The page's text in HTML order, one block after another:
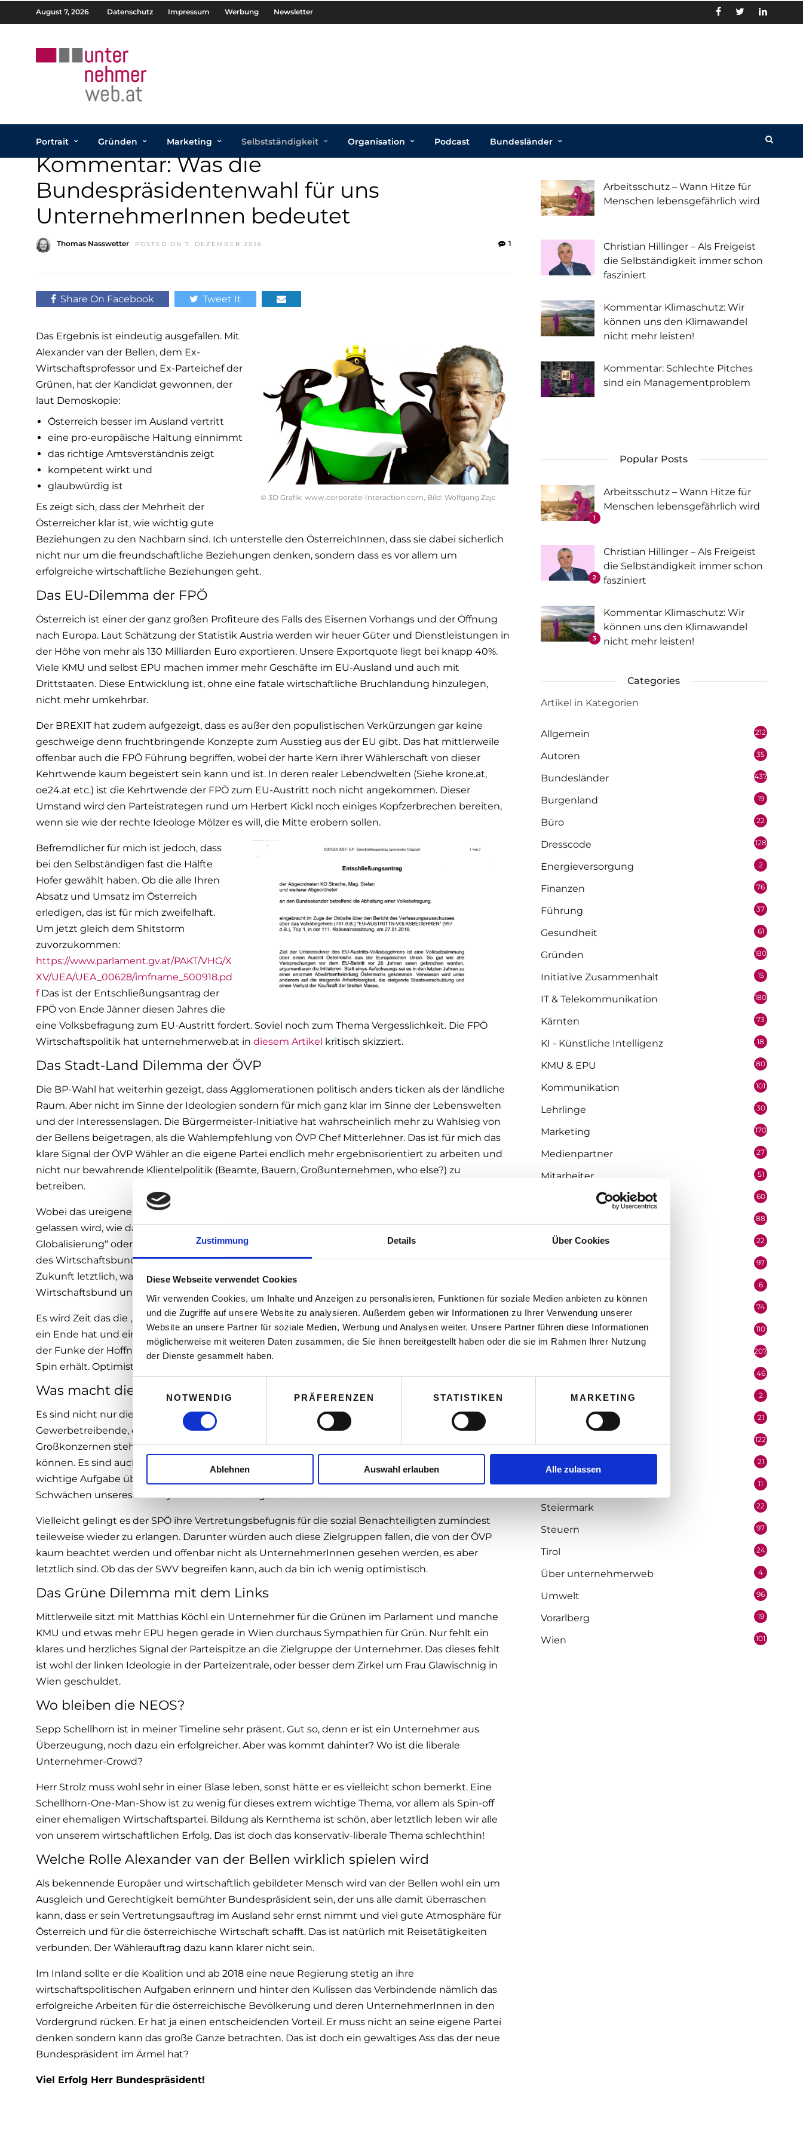
Zustimmung Details Über Cookies
Diese Webseite verwendet Cookies
Wir verwenden Cookies, um Inhalte und Anzeigen zu personalisieren, Funktionen für soziale Medien anbieten zu können
und die Zugriffe auf unsere Website zu analysieren. Außerdem geben wir Informationen zu Ihrer Verwendung unserer
Website an unsere Partner für soziale Medien, Werbung und Analysen weiter. Unsere Partner führen diese Informationen
möglicherweise mit weiteren Daten zusammen, die Sie ihnen bereitgestellt haben oder die sie im Rahmen Ihrer Nutzung
der Dienste gesammelt haben.
i
n
l
i
g
n
g
s
a
s
w
a
l
NOTWENDIG PRÄFERENZEN STATISTIKEN MARKETING
Ablehnen Auswahl erlauben Alle zulassen
August 7, 2026 Datenschutz Impressum Werbung Newsletter
Portrait Gründen Marketing Selbstständigkeit Organisation Podcast Bundesländer
Kommentar: Was die
Bundespräsidentenwahl für uns
UnternehmerInnen bedeutet
Thomas Nasswetter POSTED ON 7. DEZEMBER 2016 1
Share On Facebook Tweet It
© 3D Grafik: www.corporate-Interaction.com, Bild: Wolfgang Zajc
Das Ergebnis ist eindeutig ausgefallen. Mit
Alexander van der Bellen, dem Ex-
Wirtschaftsprofessor und Ex-Parteichef der
Grünen, hat der Kandidat gewonnen, der
laut Demoskopie:
Österreich besser im Ausland vertritt
eine pro-europäische Haltung einnimmt
das richtige Amtsverständnis zeigt
kompetent wirkt und
glaubwürdig ist
Es zeigt sich, dass der Mehrheit der
Österreicher klar ist, wie wichtig gute
Beziehungen zu den Nachbarn sind. Ich unterstelle den ÖsterreichInnen, dass sie dabei sicherlich
nicht nur um die freundschaftliche Beziehungen denken, sondern dass es vor allem um
erfolgreiche wirtschaftliche Beziehungen geht.
Das EU-Dilemma der FPÖ
Österreich ist einer der ganz großen Profiteure des Falls des Eisernen Vorhangs und der Öffnung
nach Europa. Laut Schätzung der Statistik Austria werden wir heuer Güter und Dienstleistungen in
der Höhe von mehr als 130 Milliarden Euro exportieren. Unsere Exportquote liegt bei knapp 40%.
Viele KMU und selbst EPU machen immer mehr Geschäfte im EU-Ausland und auch mit
Drittstaaten. Diese Entwicklung ist, ohne eine fatale wirtschaftliche Bruchlandung hinzulegen,
nicht mehr umkehrbar.
Der BREXIT hat zudem aufgezeigt, dass es außer den populistischen Verkürzungen gar keine
geschweige denn fruchtbringende Konzepte zum Ausstieg aus der EU gibt. Das hat mittlerweile
offenbar auch die FPÖ Führung begriffen, wobei der harte Kern ihrer Wählerschaft von dieser
Kehrtwende kaum begeistert sein kann und ist. In deren realer Lebendwelten (Siehe krone.at,
oe24.at etc.) ist die Kehrtwende der FPÖ zum EU-Austritt noch nicht angekommen. Dieser
Umstand wird den Parteistrategen rund um Herbert Kickl noch einiges Kopfzerbrechen bereiten,
wenn sie wie der rechte Ideologe Mölzer es will, die Mitte erobern sollen.
Befremdlicher für mich ist jedoch, dass
bei den Selbständigen fast die Hälfte
Hofer gewählt haben. Ob die alle Ihren
Absatz und Umsatz im Österreich
erledigen, das ist für mich zweifelhaft.
Um jetzt gleich dem Shitstorm
zuvorzukommen:
https://www.parlament.gv.at/PAKT/VHG/X
XV/UEA/UEA_00628/imfname_500918.pd
f Das ist der Entschließungsantrag der
FPÖ von Ende Jänner diesen Jahres die
eine Volksbefragung zum EU-Austritt fordert. Soviel noch zum Thema Vergesslichkeit. Die FPÖ
Wirtschaftspolitik hat unternehmerweb.at in diesem Artikel kritisch skizziert.
Das Stadt-Land Dilemma der ÖVP
Die BP-Wahl hat weiterhin gezeigt, dass Agglomerationen politisch anders ticken als der ländliche
Raum. Aber nicht im Sinne der Ideologien sondern für mich ganz klar im Sinne der Lebenswelten
und der Interessenslagen. Die Bürgermeister-Initiative hat wahrscheinlich mehr zu Wahlsieg von
der Bellens beigetragen, als die Wahlempfehlung von ÖVP Chef Mitterlehner. Das ist für mich das
klare Signal der ÖVP Wähler an die eigene Partei endlich mehr ergebnisorientiert zu arbeiten und
nicht nur bewahrende Klientelpolitik (Beamte, Bauern, Großunternehmen, who else?) zu
betreiben.
Wobei das ureigene Klientel der (kleinen) UnternehmerInnen wohl immer mehr im Regen stehen
gelassen wird, wie das jüngste Kapitel der Reform der Gewerbeordnung gezeigt hat. „Wider der
Globalisierung“ oder viel mehr an Festhalten an überkommenen Strukturen zur Machterhaltung
des Wirtschaftsbundes und überholter Kammerpolitik geht wohl nicht. Das wird sich in der
Zukunft letztlich, wahrscheinlich sogar schneller als gedacht, spätestens 2018, bitter rächen für den
Wirtschaftsbund und damit letztlich für die gesamte ÖVP.
Es wird Zeit das die „gute“ Diktatur (© Zitat: Valdimir Putin) von Christoph Leitl in der WKO endlich
ein Ende hat und eine Politik für die UnternehmerInnen in diesem Land folgt. Nur so besteht noch
der Funke der Hoffnung, dass der New-Deal von Mitterlehner und Kern doch noch einen besseren
Spin erhält. Optimistisch bin ich dabei aber nicht.
Was macht die SPÖ mit dem „Billiglohnsektor“ bei den EPU?
Es sind nicht nur die österreichischen Dienstleister, vornehmlich EPU und kleine
Gewerbetreibende, die unter einem teilweise ruinösen Steuerwettbewerb mit den
Großkonzernen stehen, sich durch den Bürokartiewettbewerb kämpfen und kaum überleben
können. Es sind auch viele 10.000 Pflegekräfte aus Osteuropa (alles EPU), die eine immens
wichtige Aufgabe übernehmen und die in der Diskussion kaum vorkommen, letztlich aber die
Schwächen unseres Sozialsystems bei der Pflege kaschieren.
Vielleicht gelingt es der SPÖ ihre Vertretungsbefugnis für die sozial Benachteiligten zumindest
teileweise wieder zu erlangen. Darunter würden auch diese Zielgruppen fallen, die von der ÖVP
kaum beachtet werden und offenbar nicht als UnternehmerInnen gesehen werden, es aber
letztlich sind. Ob das der SWV begreifen kann, auch da bin ich wenig optimistisch.
Das Grüne Dilemma mit dem Links
Mittlerweile sitzt mit Matthias Köchl ein Unternehmer für die Grünen im Parlament und manche
KMU und etwas mehr EPU hegen gerade in Wien durchaus Sympathien für Grün. Nur fehlt ein
klares und herzliches Signal der Parteispitze an die Zielgruppe der Unternehmer. Das dieses fehlt
ist wohl der linken Ideologie in der Parteizentrale, oder besser dem Zirkel um Frau Glawischnig in
Wien geschuldet.
Wo bleiben die NEOS?
Sepp Schellhorn ist in meiner Timeline sehr präsent. Gut so, denn er ist ein Unternehmer aus
Überzeugung, noch dazu ein erfolgreicher. Aber was kommt dahinter? Wo ist die liberale
Unternehmer-Crowd?
Herr Strolz muss wohl sehr in einer Blase leben, sonst hätte er es vielleicht schon bemerkt. Eine
Schellhorn-One-Man-Show ist zu wenig für dieses extrem wichtige Thema, vor allem als Spin-off
einer ehemaligen Wirtschaftspartei. Bildung als Kernthema ist schön, aber letztlich leben wir alle
von unserem wirtschaftlichen Erfolg. Das ist doch das konservativ-liberale Thema schlechthin!
Welche Rolle Alexander van der Bellen wirklich spielen wird
Als bekennende Europäer und wirtschaftlich gebildeter Mensch wird van der Bellen wohl ein um
Ausgleich und Gerechtigkeit bemühter Bundespräsident sein, der uns alle damit überraschen
kann, dass er sein Vertretungsauftrag im Ausland sehr ernst nimmt und viel gute Atmosphäre für
Österreich und für die österreichische Wirtschaft schafft. Das ist natürlich mit Reisetätigkeiten
verbunden. Der Wählerauftrag dazu kann klarer nicht sein.
Im Inland sollte er die Koalition und ab 2018 eine neue Regierung stetig an ihre
wirtschaftspolitischen Aufgaben erinnern und hinter den Kulissen das Verbindende nämlich das
erfolgreiche Arbeiten für die österreichische Bevölkerung und deren UnternehmerInnen in den
Vordergrund rücken. Er hat ja einen entscheidenden Vorteil. Er muss nicht an seine eigene Partei
denken sondern kann das große Ganze betrachten. Das ist doch ein gewaltiges Ass das der neue
Bundespräsident im Ärmel hat?
Viel Erfolg Herr Bundespräsident!
Arbeitsschutz – Wann Hitze für
Menschen lebensgefährlich wird
Christian Hillinger – Als Freigeist
die Selbständigkeit immer schon
fasziniert
Kommentar Klimaschutz: Wir
können uns den Klimawandel
nicht mehr leisten!
Kommentar: Schlechte Pitches
sind ein Managementproblem
Popular Posts
1
Arbeitsschutz – Wann Hitze für
Menschen lebensgefährlich wird
2
Christian Hillinger – Als Freigeist
die Selbständigkeit immer schon
fasziniert
3
Kommentar Klimaschutz: Wir
können uns den Klimawandel
nicht mehr leisten!
Categories
Artikel in Kategorien
Allgemein 212
Autoren 35
Bundesländer 437
Burgenland 19
Büro 22
Dresscode 128
Energieversorgung 2
Finanzen 76
Führung 37
Gesundheit 61
Gründen 180
Initiative Zusammenhalt 15
IT & Telekommunikation 180
Kärnten 73
KI - Künstliche Intelligenz 18
KMU & EPU 80
Kommunikation 101
Lehrlinge 30
Marketing 170
Medienpartner 27
Mitarbeiter 51
Mobilität & Logistik 60
88
Oberösterreich 22
97
6
Podcast 74
Politik 110
207
Recht 46
Redaktion 2
21
122
Soziologie 21
Statistik 11
Steiermark 22
Steuern 97
Tirol 24
Über unternehmerweb 4
Umwelt 96
Vorarlberg 19
Wien 101